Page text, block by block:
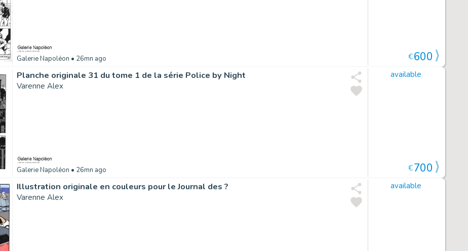
Galerie Napoléon • 26mn ago €600
Planche originale 31 du tome 1 de la série Police by Night
Varenne Alex
Galerie Napoléon • 26mn ago
available
€700
Illustration originale en couleurs pour le Journal des ?
Varenne Alex
available